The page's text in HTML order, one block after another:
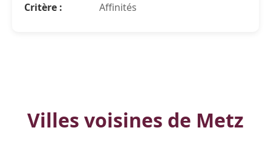
Critère :
Affinités
Villes voisines de Metz